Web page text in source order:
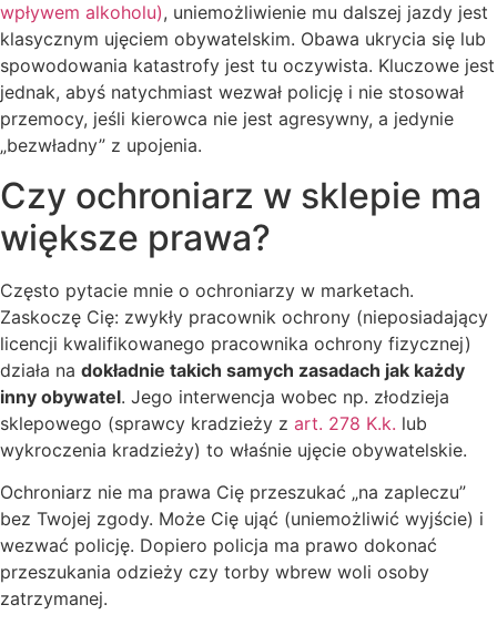
wpływem alkoholu), uniemożliwienie mu dalszej jazdy jest
klasycznym ujęciem obywatelskim. Obawa ukrycia się lub
spowodowania katastrofy jest tu oczywista. Kluczowe jest
jednak, abyś natychmiast wezwał policję i nie stosował
przemocy, jeśli kierowca nie jest agresywny, a jedynie
„bezwładny” z upojenia.
Czy ochroniarz w sklepie ma
większe prawa?
Często pytacie mnie o ochroniarzy w marketach.
Zaskoczę Cię: zwykły pracownik ochrony (nieposiadający
licencji kwalifikowanego pracownika ochrony fizycznej)
działa na dokładnie takich samych zasadach jak każdy
inny obywatel. Jego interwencja wobec np. złodzieja
sklepowego (sprawcy kradzieży z art. 278 K.k. lub
wykroczenia kradzieży) to właśnie ujęcie obywatelskie.
Ochroniarz nie ma prawa Cię przeszukać „na zapleczu”
bez Twojej zgody. Może Cię ująć (uniemożliwić wyjście) i
wezwać policję. Dopiero policja ma prawo dokonać
przeszukania odzieży czy torby wbrew woli osoby
zatrzymanej.